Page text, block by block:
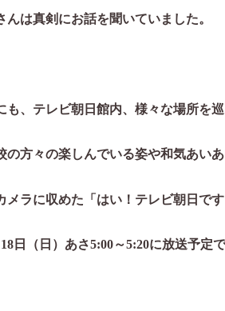
んは真剣にお話を聞いていました。
も、テレビ朝日館内、様々な場所を
の方々の楽しんでいる姿や和気あい
メラに収めた 「はい！テレビ朝日です
日（日）あさ5:00～5:20に放送予定で